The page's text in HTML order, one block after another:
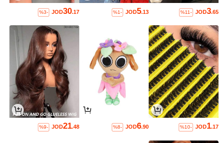
JOD3.65
%11-
JOD5.13
%1-
JOD30.17
%3-
JOD1.17
%10-
JOD6.90
%8-
JOD21.48
%9-